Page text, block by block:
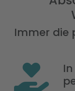
Immer die